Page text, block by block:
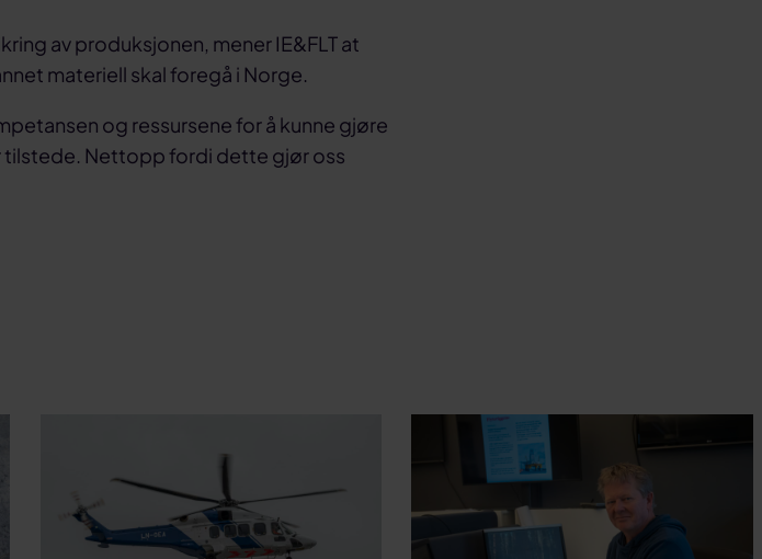
av produksjonen, mener IE&FLT at
materiell skal foregå i Norge.
og ressursene for å kunne gjøre
Nettopp fordi dette gjør oss